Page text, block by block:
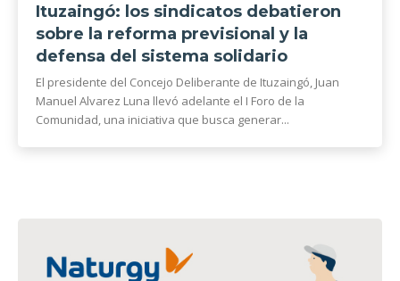
Ituzaingó: los sindicatos debatieron
sobre la reforma previsional y la
defensa del sistema solidario
El presidente del Concejo Deliberante de Ituzaingó, Juan
Manuel Alvarez Luna llevó adelante el I Foro de la
Comunidad, una iniciativa que busca generar...